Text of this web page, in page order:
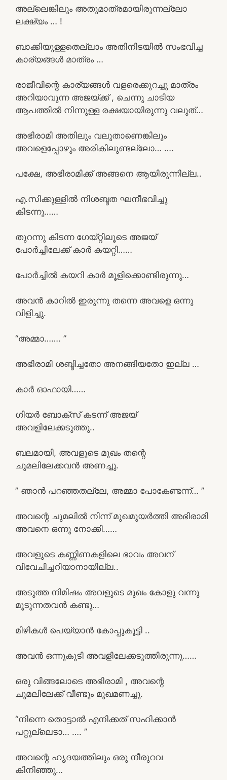
അല്ലെങ്കിലും അതുമാത്രമായിരുന്നല്ലോ
ലക്ഷ്യം … !
ബാക്കിയുള്ളതെല്ലാം അതിനിടയിൽ സംഭവിച്ച
കാര്യങ്ങൾ മാത്രം …
രാജീവിന്റെ കാര്യങ്ങൾ വളരെക്കുറച്ചു മാത്രം
അറിയാവുന്ന അജയ്ക്ക് , ചെന്നു ചാടിയ
ആപത്തിൽ നിന്നുള്ള രക്ഷയായിരുന്നു വലുത്…
അഭിരാമി അതിലും വലുതാണെങ്കിലും
അവളെപ്പോഴും അരികിലുണ്ടല്ലോ… ….
പക്ഷേ, അഭിരാമിക്ക് അങ്ങനെ ആയിരുന്നില്ല..
എ.സിക്കുള്ളിൽ നിശബ്ദത ഘനീഭവിച്ചു
കിടന്നു……
തുറന്നു കിടന്ന ഗേയ്റ്റിലൂടെ അജയ്
പോർച്ചിലേക്ക് കാർ കയറ്റി……
പോർച്ചിൽ കയറി കാർ മൂളിക്കൊണ്ടിരുന്നു…
അവൻ കാറിൽ ഇരുന്നു തന്നെ അവളെ ഒന്നു
വിളിച്ചു.
“അമ്മാ……. ”
അഭിരാമി ശബ്ദിച്ചതോ അനങ്ങിയതോ ഇല്ല …
കാർ ഓഫായി……
ഗിയർ ബോക്സ് കടന്ന് അജയ്
അവളിലേക്കടുത്തു..
ബലമായി, അവളുടെ മുഖം തന്റെ
ചുമലിലേക്കവൻ അണച്ചു.
” ഞാൻ പറഞ്ഞതല്ലേ, അമ്മാ പോകേണ്ടന്ന്… ”
അവന്റെ ചുമലിൽ നിന്ന് മുഖമുയർത്തി അഭിരാമി
അവനെ ഒന്നു നോക്കി……
അവളുടെ കണ്ണിണകളിലെ ഭാവം അവന്
വിവേചിച്ചറിയാനായില്ല..
അടുത്ത നിമിഷം അവളുടെ മുഖം കോളു വന്നു
മൂടുന്നതവൻ കണ്ടു…
മിഴികൾ പെയ്യാൻ കോപ്പുകൂട്ടി ..
അവൻ ഒന്നുകൂടി അവളിലേക്കടുത്തിരുന്നു……
ഒരു വിങ്ങലോടെ അഭിരാമി , അവന്റെ
ചുമലിലേക്ക് വീണ്ടും മുഖമണച്ചു.
“നിന്നെ തൊട്ടാൽ എനിക്കത് സഹിക്കാൻ
പറ്റൂല്ലെടാ… …. ”
അവന്റെ ഹൃദയത്തിലും ഒരു നീരുറവ
കിനിഞ്ഞു…